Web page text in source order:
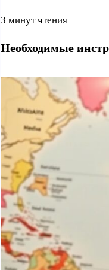
3 минут чтения
Необходимые